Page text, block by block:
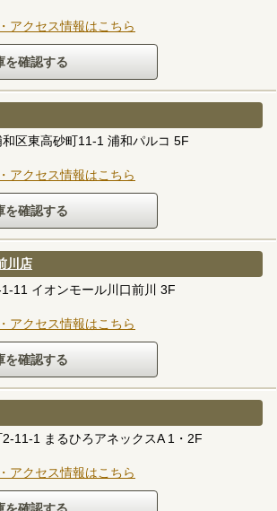
アクセス情報はこちら
区東高砂町11-1 浦和パルコ 5F
アクセス情報はこちら
川店
11 イオンモール川口前川 3F
アクセス情報はこちら
11-1 まるひろアネックスA 1・2F
アクセス情報はこちら